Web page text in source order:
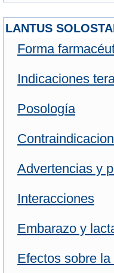
LANTUS
Forma
Indicaciones
Posología
Advertencias y
Interacciones
Embarazo y
Efectos sobre